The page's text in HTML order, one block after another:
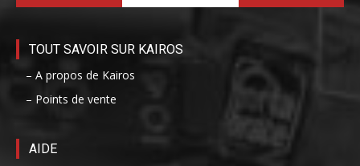
TOUT SAVOIR SUR KAIROS
– A propos de Kairos
– Points de vente
AIDE